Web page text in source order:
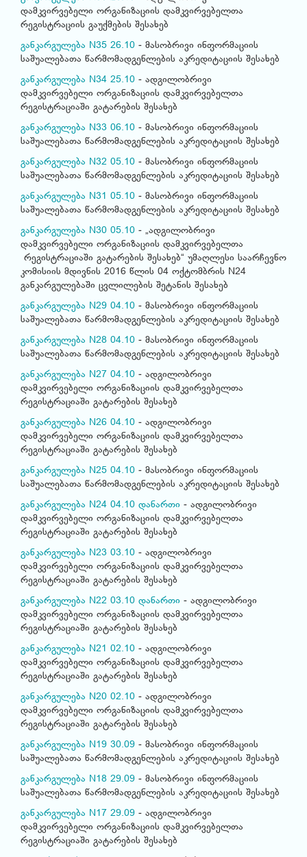
დამკვირვებელი ორგანიზაციის დამკვირვებელთა
რეგისტრაციის გაუქმების შესახებ
განკარგულება N35 26.10 - მასობრივი ინფორმაციის
საშუალებათა წარმომადგენლების აკრედიტაციის შესახებ
განკარგულება N34 25.10 - ადგილობრივი
დამკვირვებელი ორგანიზაციის დამკვირვებელთა
რეგისტრაციაში გატარების შესახებ
განკარგულება N33 06.10 - მასობრივი ინფორმაციის
საშუალებათა წარმომადგენლების აკრედიტაციის შესახებ
განკარგულება N32 05.10 - მასობრივი ინფორმაციის
საშუალებათა წარმომადგენლების აკრედიტაციის შესახებ
განკარგულება N31 05.10 - მასობრივი ინფორმაციის
საშუალებათა წარმომადგენლების აკრედიტაციის შესახებ
განკარგულება N30 05.10 - „ადგილობრივი
დამკვირვებელი ორგანიზაციის დამკვირვებელთა
რეგისტრაციაში გატარების შესახებ“ უმაღლესი საარჩევნო
კომისიის მდივნის 2016 წლის 04 ოქტომბრის N24
განკარგულებაში ცვლილების შეტანის შესახებ
განკარგულება N29 04.10 - მასობრივი ინფორმაციის
საშუალებათა წარმომადგენლების აკრედიტაციის შესახებ
განკარგულება N28 04.10 - მასობრივი ინფორმაციის
საშუალებათა წარმომადგენლების აკრედიტაციის შესახებ
განკარგულება N27 04.10 - ადგილობრივი
დამკვირვებელი ორგანიზაციის დამკვირვებელთა
რეგისტრაციაში გატარების შესახებ
განკარგულება N26 04.10 - ადგილობრივი
დამკვირვებელი ორგანიზაციის დამკვირვებელთა
რეგისტრაციაში გატარების შესახებ
განკარგულება N25 04.10 - მასობრივი ინფორმაციის
საშუალებათა წარმომადგენლების აკრედიტაციის შესახებ
განკარგულება N24 04.10 დანართი - ადგილობრივი
დამკვირვებელი ორგანიზაციის დამკვირვებელთა
რეგისტრაციაში გატარების შესახებ
განკარგულება N23 03.10 - ადგილობრივი
დამკვირვებელი ორგანიზაციის დამკვირვებელთა
რეგისტრაციაში გატარების შესახებ
განკარგულება N22 03.10 დანართი - ადგილობრივი
დამკვირვებელი ორგანიზაციის დამკვირვებელთა
რეგისტრაციაში გატარების შესახებ
განკარგულება N21 02.10 - ადგილობრივი
დამკვირვებელი ორგანიზაციის დამკვირვებელთა
რეგისტრაციაში გატარების შესახებ
განკარგულება N20 02.10 - ადგილობრივი
დამკვირვებელი ორგანიზაციის დამკვირვებელთა
რეგისტრაციაში გატარების შესახებ
განკარგულება N19 30.09 - მასობრივი ინფორმაციის
საშუალებათა წარმომადგენლების აკრედიტაციის შესახებ
განკარგულება N18 29.09 - მასობრივი ინფორმაციის
საშუალებათა წარმომადგენლების აკრედიტაციის შესახებ
განკარგულება N17 29.09 - ადგილობრივი
დამკვირვებელი ორგანიზაციის დამკვირვებელთა
რეგისტრაციაში გატარების შესახებ